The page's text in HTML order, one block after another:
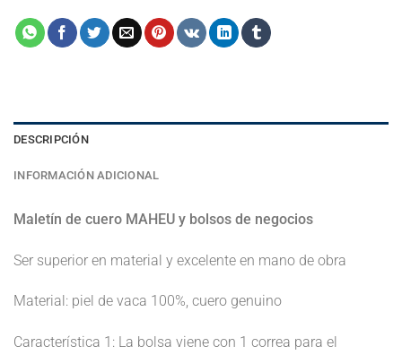
DESCRIPCIÓN
INFORMACIÓN ADICIONAL
Maletín de cuero MAHEU y bolsos de negocios
Ser superior en material y excelente en mano de obra
Material: piel de vaca 100%, cuero genuino
Característica 1: La bolsa viene con 1 correa para el